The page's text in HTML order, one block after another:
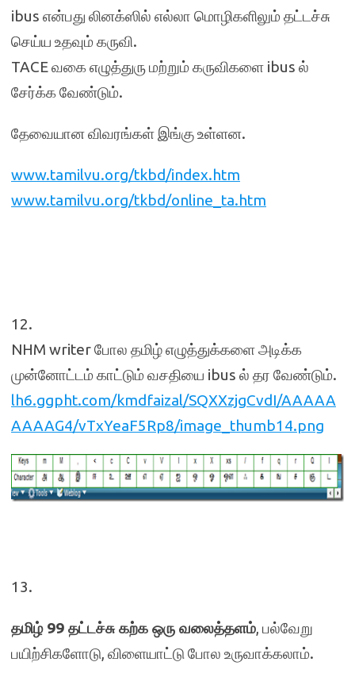
ibus என்பது லினக்ஸில் எல்லா மொழிகளிலும் தட்டச்சு
செய்ய உதவும் கருவி.
TACE வகை எழுத்துரு மற்றும் கருவிகளை ibus ல்
சேர்க்க வேண்டும்.
தேவையான விவரங்கள் இங்கு உள்ளன.
www.tamilvu.org/tkbd/index.htm
www.tamilvu.org/tkbd/online_ta.htm
12.
NHM writer போல தமிழ் எழுத்துக்களை அடிக்க
முன்னோட்டம் காட்டும் வசதியை ibus ல் தர வேண்டும்.
lh6.ggpht.com/kmdfaizal/SQXXzjgCvdI/AAAAA
AAAAG4/vTxYeaF5Rp8/image_thumb14.png
13.
தமிழ் 99 தட்டச்சு கற்க ஒரு வலைத்தளம், பல்வேறு
பயிற்சிகளோடு, விளையாட்டு போல உருவாக்கலாம்.